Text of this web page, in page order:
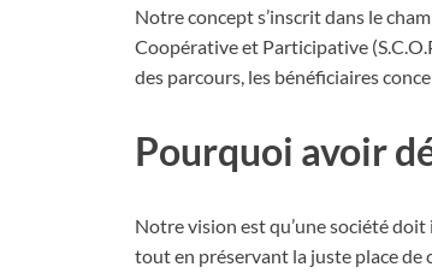
Notre concept s’inscrit dans le
Coopérative et Participative
des parcours, les bénéficiaires
Pourquoi avoir
Notre vision est qu’une société
tout en préservant la juste place de